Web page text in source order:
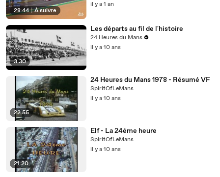
28:44 | À suivre
il y a 1 an
3:30
Les départs au fil de l'histoire
24 Heures du Mans
il y a 10 ans
22:55
24 Heures du Mans 1978 - Résumé VF
SpiritOfLeMans
il y a 10 ans
21:20
Elf - La 24éme heure
SpiritOfLeMans
il y a 10 ans